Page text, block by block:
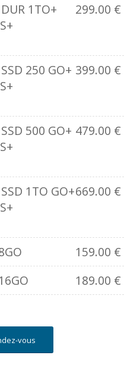
1TO+
299.00 €
250 GO+ 399.00 €
500 GO+ 479.00 €
1TO GO+669.00 €
159.00 €
189.00 €
vous